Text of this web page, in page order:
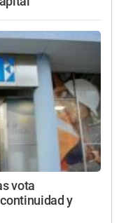
vota
y